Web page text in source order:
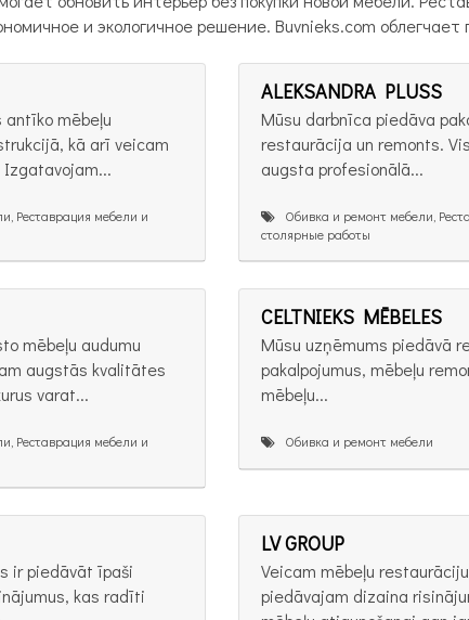
и экологичное решение. Buvnieks.com
mēbeļu
kā arī veicam
Реставрация мебели и
ALEKSANDRA PLUSS
Mūsu darbnīca piedāva
restaurācija un remonts.
augsta profesionālā...
Обивка и ремонт мебели,
столярные работы
mēbeļu audumu
augstās kvalitātes
varat...
Реставрация мебели и
CELTNIEKS MĒBELES
Mūsu uzņēmums piedāvā
pakalpojumus, mēbeļu
mēbeļu...
Обивка и ремонт мебели
ir piedāvāt īpaši
kas radīti
LV GROUP
Veicam mēbeļu
piedāvajam dizaina